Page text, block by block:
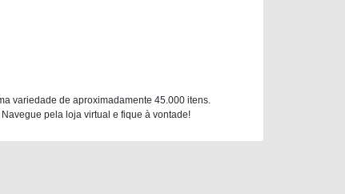
variedade de aproximadamente 45.000 itens.
pela loja virtual e fique à vontade!